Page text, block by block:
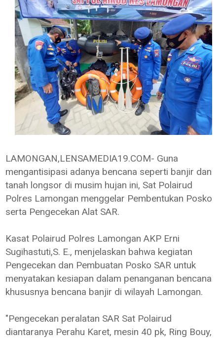
LAMONGAN,LENSAMEDIA19.COM- Guna
mengantisipasi adanya bencana seperti banjir dan
tanah longsor di musim hujan ini, Sat Polairud
Polres Lamongan menggelar Pembentukan Posko
serta Pengecekan Alat SAR.
Kasat Polairud Polres Lamongan AKP Erni
Sugihastuti,S. E., menjelaskan bahwa kegiatan
Pengecekan dan Pembuatan Posko SAR untuk
menyatakan kesiapan dalam penanganan bencana
khususnya bencana banjir di wilayah Lamongan.
"Pengecekan peralatan SAR Sat Polairud
diantaranya Perahu Karet, mesin 40 pk, Ring Bouy,